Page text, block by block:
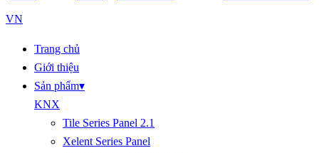
VN
Trang chủ
Giới thiệu
Sản phẩm▾
KNX
Tile Series Panel 2.1
Xelent Series Panel